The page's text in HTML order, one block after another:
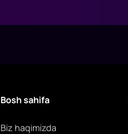
Bosh sahifa
Biz haqimizda